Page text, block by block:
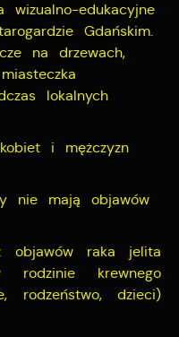
wizualno-edukacyjne
Gdańskim.
na drzewach,
lokalnych
i mężczyzn
nie mają objawów
raka jelita
krewnego
rodzeństwo, dzieci)